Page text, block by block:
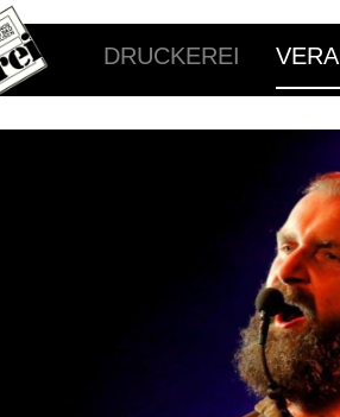
DRUCKEREI